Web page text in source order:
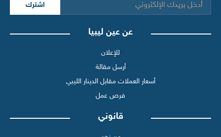
اشترك
عن عين ليبيا
للإعلان
أرسل مقالة
أسعار العملات مقابل الدينار الليبي
فرص عمل
قانوني